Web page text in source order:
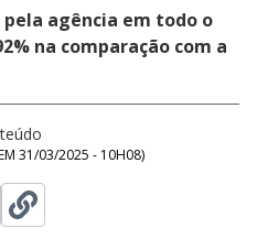
agência em todo o
na comparação com a
31/03/2025 - 10H08)